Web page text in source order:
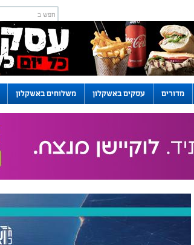
מדורים עסקים באשקלון משלוחים באשקלון